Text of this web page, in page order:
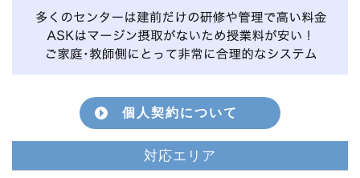
個人契約について
対応エリア